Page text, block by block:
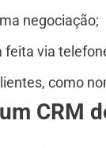
negociação;
feita via
como
CRM